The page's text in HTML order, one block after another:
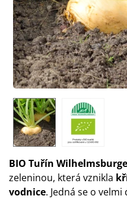
BIO Tuřín
zeleninou, která vznikla
vodnice. Jedná se o